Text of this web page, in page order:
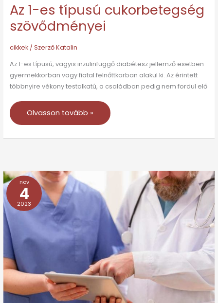
Az 1-es típusú cukorbetegség
szövődményei
cikkek/ SzerzőKatalin
Az 1-es típusú, vagyis inzulinfüggő diabétesz jellemző esetben
gyermekkorban vagy fiatal felnőttkorban alakul ki. Az érintett
többnyire vékony testalkatú, a családban pedig nem fordul elő
Olvasson tovább »
nov
4
2023
A
3-
as
cukorbetegség